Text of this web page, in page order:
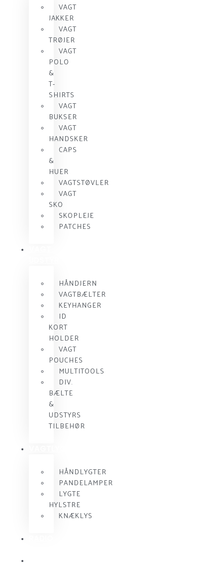
VAGT
JAKKER
VAGT
TRØJER
VAGT
POLO
&
T-
SHIRTS
VAGT
BUKSER
VAGT
HANDSKER
CAPS
&
HUER
VAGTSTØVLER
VAGT
SKO
SKOPLEJE
PATCHES
HÅNDJERN
VAGTBÆLTER
KEYHANGER
ID
KORT
HOLDER
VAGT
POUCHES
MULTITOOLS
DIV.
BÆLTE
&
UDSTYRS
TILBEHØR
HÅNDLYGTER
PANDELAMPER
LYGTE
HYLSTRE
KNÆKLYS